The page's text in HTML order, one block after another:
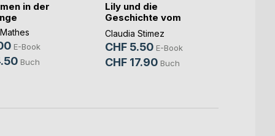
in der
E-Book
Buch
Lily und die
Geschichte vom
großen(...)
Claudia Stimez
CHF 5.50 E-Book
CHF 17.90 Buch